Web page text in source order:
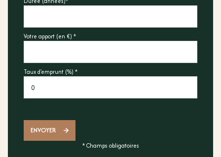
Votre apport (en €) *
Taux d'emprunt (%) *
ENVOYER
* Champs obligatoires